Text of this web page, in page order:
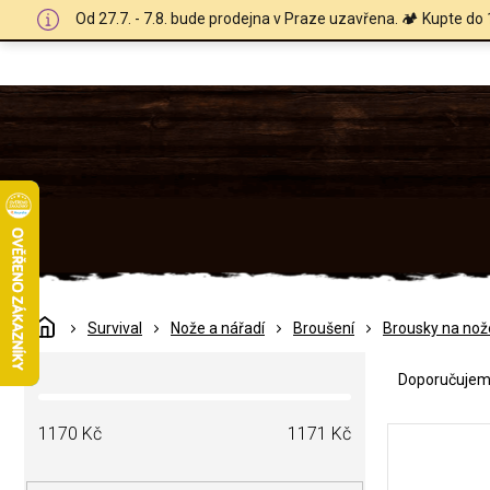
Od 27.7. - 7.8. bude prodejna v Praze uzavřena. 🏕️ Kupte
DomůSurvival Nože a nářadí Broušení Brousky na
P
o
a
1170 Kč 1171 Kč
e